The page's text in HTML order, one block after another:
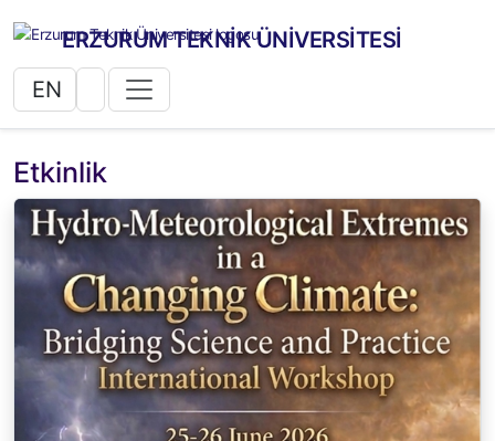
ERZURUM TEKNİK ÜNİVERSİTESİ
EN
Etkinlik